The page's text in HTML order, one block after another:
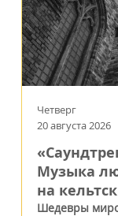
Четверг
20 августа 2026
Музыка
на
Шедевры